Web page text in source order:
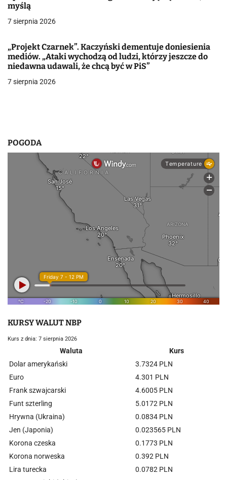
w
i
s
myślą
7 sierpnia 2026
„Projekt Czarnek”. Kaczyński dementuje doniesienia
mediów. „Ataki wychodzą od ludzi, którzy jeszcze do
niedawna udawali, że chcą być w PiS”
7 sierpnia 2026
POGODA
KURSY WALUT NBP
Kurs z dnia: 7 sierpnia 2026
Waluta
Kurs
Dolar amerykański
3.7324 PLN
Euro
4.301 PLN
Frank szwajcarski
4.6005 PLN
Funt szterling
5.0172 PLN
Hrywna (Ukraina)
0.0834 PLN
Jen (Japonia)
0.023565 PLN
Korona czeska
0.1773 PLN
Korona norweska
0.392 PLN
Lira turecka
0.0782 PLN